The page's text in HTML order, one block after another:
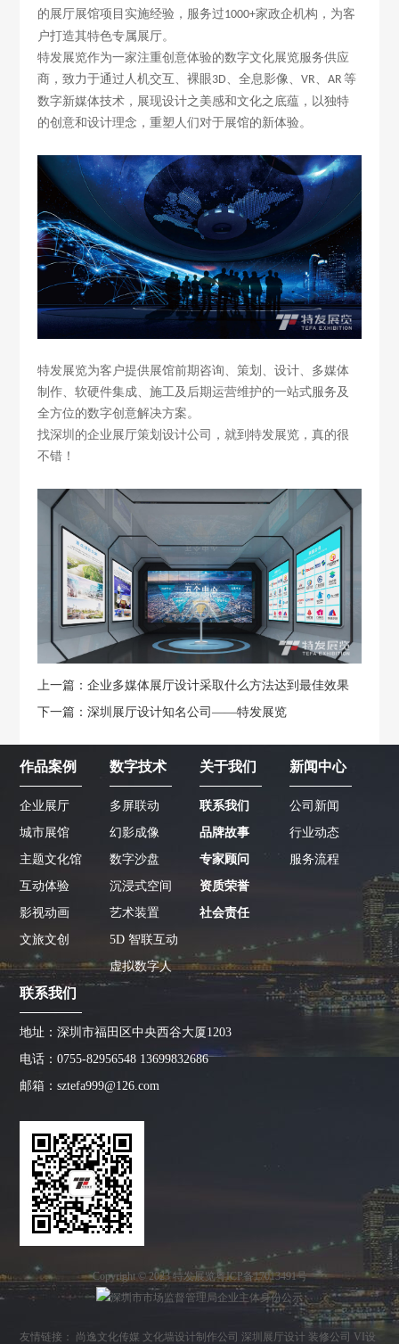
的展厅展馆项目实施经验，服务过1000+家政企机构，为客
户打造其特色专属展厅。
特发展览作为一家注重创意体验的数字文化展览服务供应
商，致力于通过人机交互、裸眼3D 、全息影像、VR 、AR 等
数字新媒体技术，展现设计之美感和文化之底蕴，以独特
的创意和设计理念，重塑人们对于展馆的新体验。
特发展览为客户提供展馆前期咨询、策划、设计、多媒体
制作、软硬件集成、施工及后期运营维护的一站式服务及
全方位的数字创意解决方案。
找深圳的企业展厅策划设计公司，就到特发展览，真的很
不错！
上一篇：企业多媒体展厅设计采取什么方法达到最佳效果
下一篇：深圳展厅设计知名公司——特发展览
作品案例
企业展厅
城市展馆
主题文化馆
互动体验
影视动画
文旅文创
数字技术
多屏联动
幻影成像
数字沙盘
沉浸式空间
艺术装置
5D 智联互动
虚拟数字人
关于我们
联系我们
品牌故事
专家顾问
资质荣誉
社会责任
新闻中心
公司新闻
行业动态
服务流程
联系我们
地址：深圳市福田区中央西谷大厦1203
电话：0755-82956548 13699832686
邮箱：sztefa999@126.com
Copyright © 2023 特发展览粤ICP备17013491号
友情链接： 尚逸文化传媒 文化墙设计制作公司 深圳展厅设计 装修公司 VI设